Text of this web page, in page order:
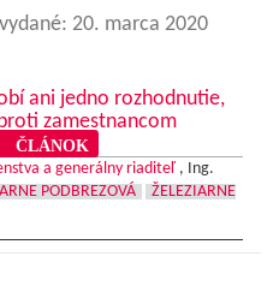
20. marca 2020
ani jedno rozhodnutie,
zamestnancom
ČLÁNOK
a generálny riaditeľ
, Ing.
PODBREZOVÁ
ŽELEZIARNE